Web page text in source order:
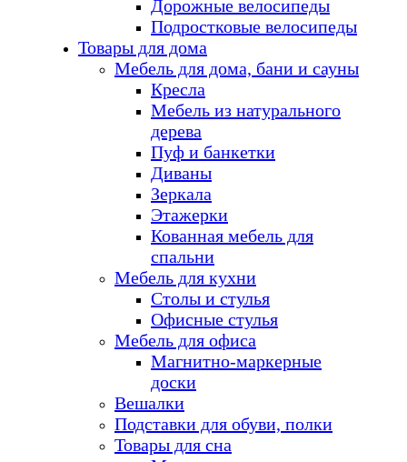
Дорожные велосипеды
Подростковые велосипеды
Товары для дома
Мебель для дома, бани и сауны
Кресла
Мебель из натурального
дерева
Пуф и банкетки
Диваны
Зеркала
Этажерки
Кованная мебель для
спальни
Мебель для кухни
Столы и стулья
Офисные стулья
Мебель для офиса
Магнитно-маркерные
доски
Вешалки
Подставки для обуви, полки
Товары для сна